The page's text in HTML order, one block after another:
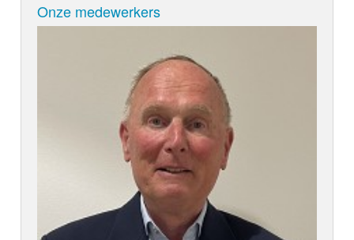
Onze medewerkers